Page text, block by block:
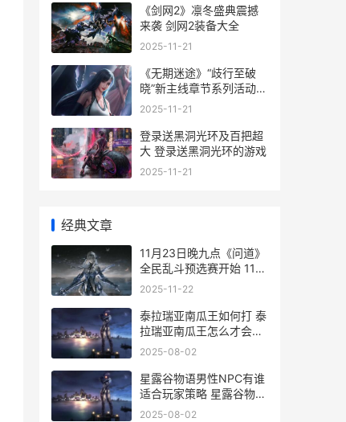
《剑网2》凛冬盛典震撼
来袭 剑网2装备大全
2025-11-21
《无期迷途》“歧行至破
晓”新主线章节系列活动主
题今天开始 《无期迷途》
2025-11-21
登录送黑洞光环及百把超
大 登录送黑洞光环的游戏
2025-11-21
经典文章
11月23日晚九点《问道》
全民乱斗预选赛开始 11月
23是几九
2025-11-22
泰拉瑞亚南瓜王如何打 泰
拉瑞亚南瓜王怎么才会出
现
2025-08-02
星露谷物语男性NPC有谁
适合玩家策略 星露谷物语
男性美化包
2025-08-02